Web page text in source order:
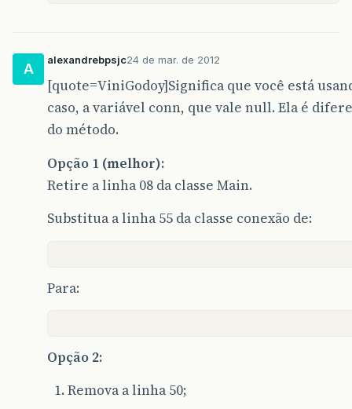
A
alexandrebpsjc24 de mar. de 2012
[quote=ViniGodoy]Significa que você está
caso, a variável conn, que vale null. Ela é
do método.
Opção 1 (melhor):
Retire a linha 08 da classe Main.
Substitua a linha 55 da classe conexão de:
Para:
Opção 2:
Remova a linha 50;